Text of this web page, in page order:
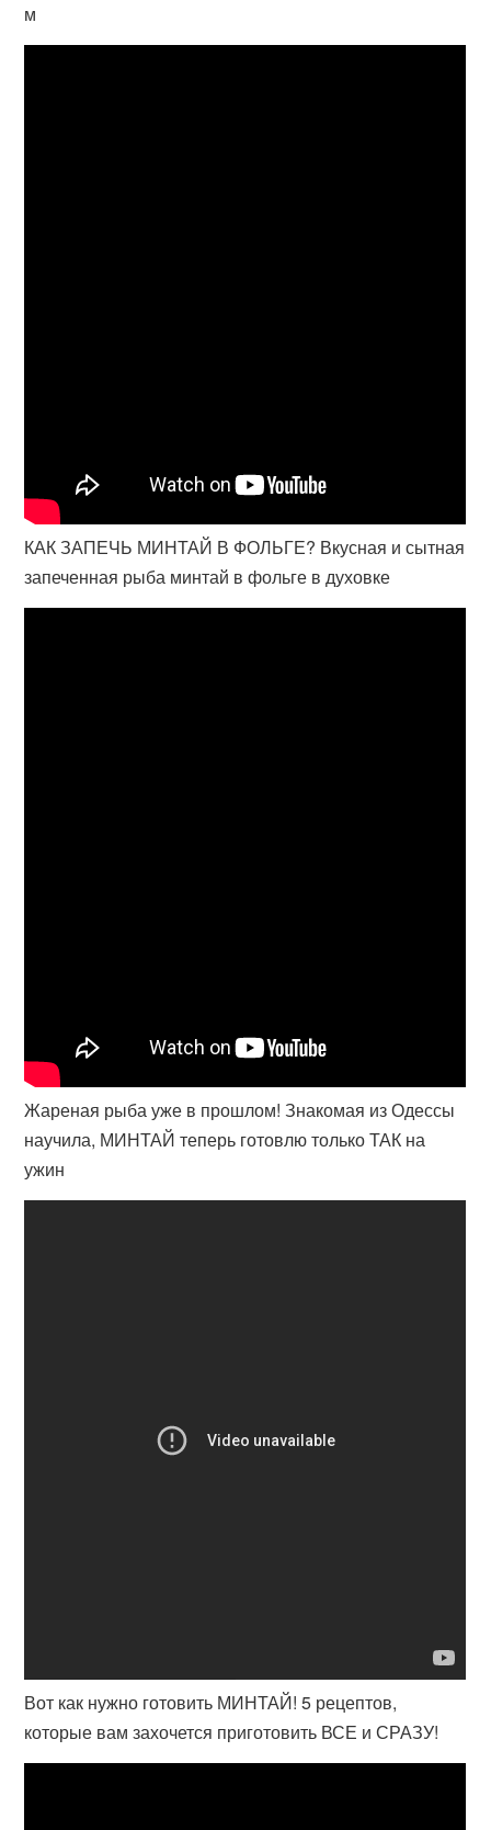
м
КАК ЗАПЕЧЬ МИНТАЙ В ФОЛЬГЕ? Вкусная и сытная
запеченная рыба минтай в фольге в духовке
Жареная рыба уже в прошлом! Знакомая из Одессы
научила, МИНТАЙ теперь готовлю только ТАК на
ужин
Вот как нужно готовить МИНТАЙ! 5 рецептов,
которые вам захочется приготовить ВСЕ и СРАЗУ!